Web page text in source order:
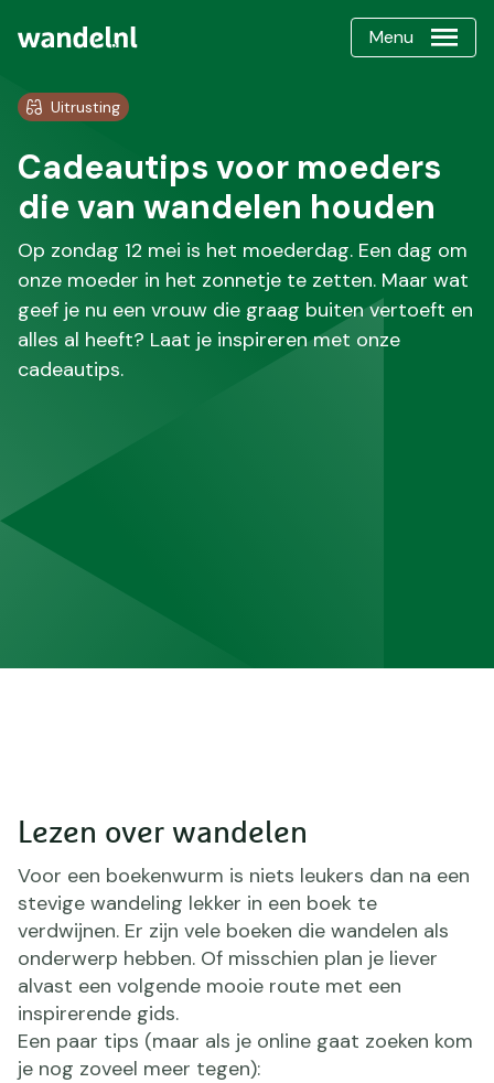
Menu
Uitrusting
Cadeautips voor moeders
die van wandelen houden
Op zondag 12 mei is het moederdag. Een dag om
onze moeder in het zonnetje te zetten. Maar wat
geef je nu een vrouw die graag buiten vertoeft en
alles al heeft? Laat je inspireren met onze
cadeautips.
Lezen over wandelen
Voor een boekenwurm is niets leukers dan na een
stevige wandeling lekker in een boek te
verdwijnen. Er zijn vele boeken die wandelen als
onderwerp hebben. Of misschien plan je liever
alvast een volgende mooie route met een
inspirerende gids.
Een paar tips (maar als je online gaat zoeken kom
je nog zoveel meer tegen):